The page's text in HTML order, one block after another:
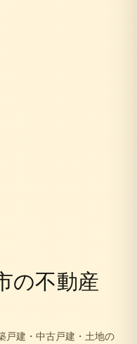
の不動産
戸建・中古戸建・土地の